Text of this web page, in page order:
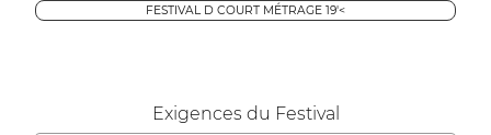
FESTIVAL D COURT MÉTRAGE 19'<
Exigences du Festival